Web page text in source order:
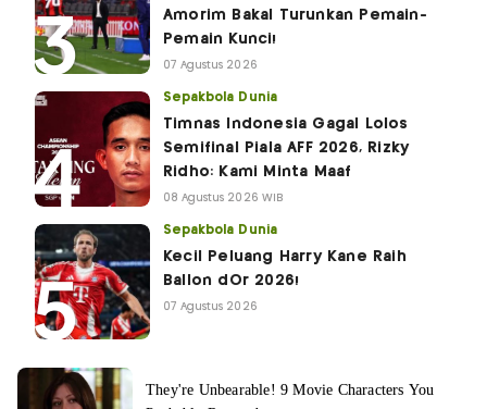
Amorim Bakal Turunkan Pemain-
Pemain Kunci!
07 Agustus 2026
Sepakbola Dunia
Timnas Indonesia Gagal Lolos
Semifinal Piala AFF 2026, Rizky
Ridho: Kami Minta Maaf
08 Agustus 2026 WIB
Sepakbola Dunia
Kecil Peluang Harry Kane Raih
Ballon dOr 2026!
07 Agustus 2026